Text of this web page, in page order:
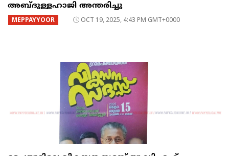
അബ്ദുള്ളഹാജി അന്തരിച്ചു
MEPPAYYOOR OCT 19, 2025, 4:43 PM GMT+0000